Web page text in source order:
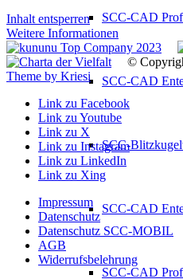
SCC-CAD
SCC-CAD
SCC-
SCC-CAD
SCC-CAD
Inhalt entsperren
Weitere Informationen
©
Theme by Kriesi
Link zu Facebook
Link zu Youtube
Link zu X
Link zu Instagram
Link zu LinkedIn
Link zu Xing
Impressum
Datenschutz
Datenschutz SCC-MOBIL
AGB
Widerrufsbelehrung